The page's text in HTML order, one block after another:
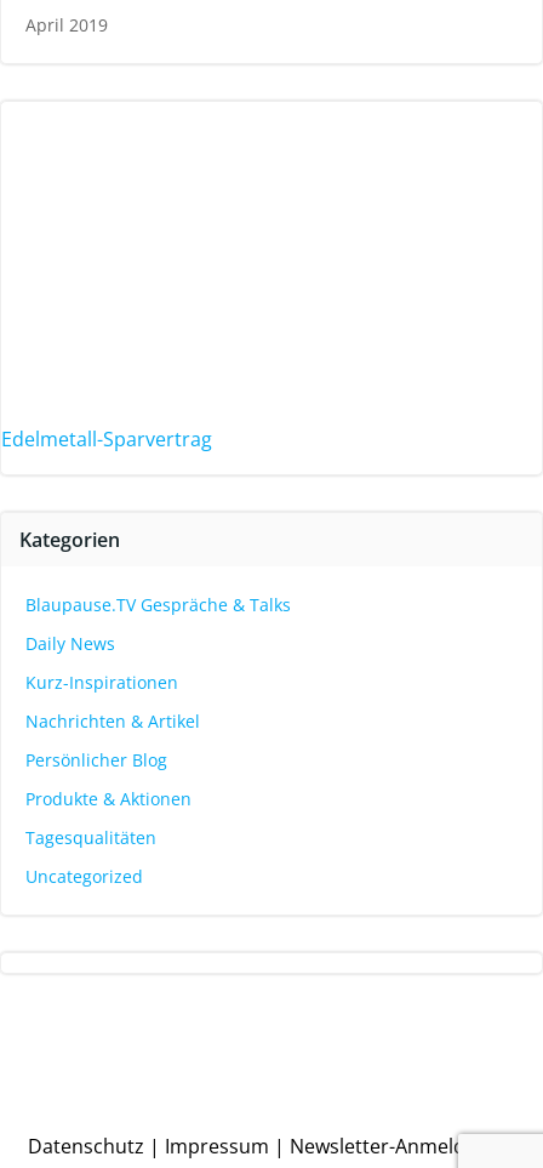
April 2019
Edelmetall-Sparvertrag
Kategorien
Blaupause.TV Gespräche & Talks
Daily News
Kurz-Inspirationen
Nachrichten & Artikel
Persönlicher Blog
Produkte & Aktionen
Tagesqualitäten
Uncategorized
Datenschutz | Impressum | Newsletter-Anmeldung